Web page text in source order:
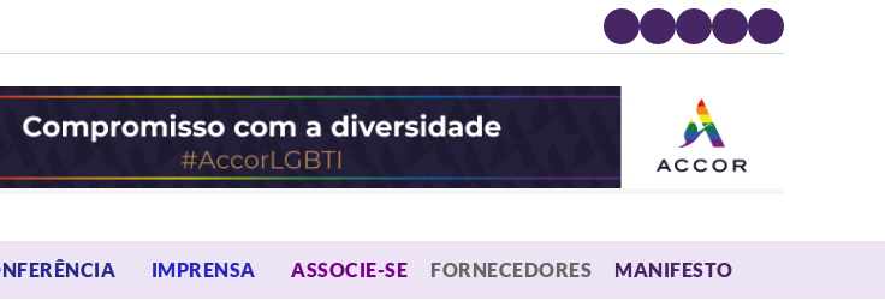
OPEN MENU
IMPRENSA OPEN MENU
ASSOCIE-SE FORNECEDORES MANIFESTO